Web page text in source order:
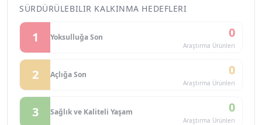
SÜRDÜRÜLEBILIR KALKINMA HEDEFLERI
1 Yoksulluğa Son 0
Araştırma Ürünleri
2 Açlığa Son 0
Araştırma Ürünleri
3 Sağlık ve Kaliteli Yaşam 0
Araştırma Ürünleri